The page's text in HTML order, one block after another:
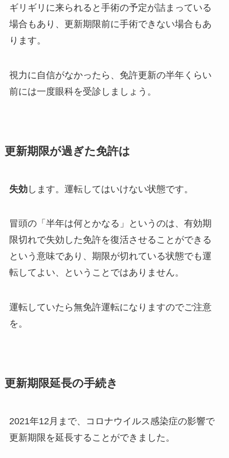
ギリギリに来られると手術の予定が詰まっている
場合もあり、更新期限前に手術できない場合もあ
ります。
視力に自信がなかったら、免許更新の半年くらい
前には一度眼科を受診しましょう。
更新期限が過ぎた免許は
失効します。運転してはいけない状態です。
冒頭の「半年は何とかなる」というのは、有効期
限切れで失効した免許を復活させることができる
という意味であり、期限が切れている状態でも運
転してよい、ということではありません。
運転していたら無免許運転になりますのでご注意
を。
更新期限延長の手続き
2021年12月まで、コロナウイルス感染症の影響で
更新期限を延長することができました。